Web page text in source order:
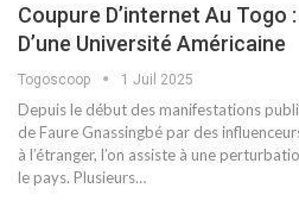
Coupure D’internet Au Togo
D’une Université Américaine
Togoscoop 1 Juil 2025
Depuis le début des manifestations
de Faure Gnassingbé par des
à l’étranger, l’on assiste à une
le pays. Plusieurs…